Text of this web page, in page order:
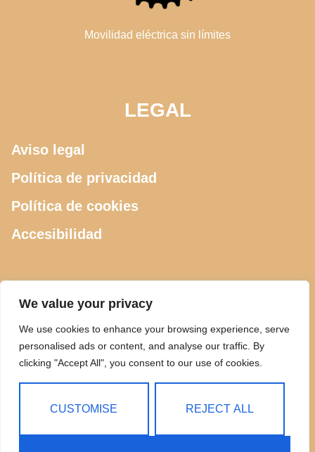
We value your privacy
We use cookies to enhance your browsing experience, serve
personalised ads or content, and analyse our traffic. By
clicking "Accept All", you consent to our use of cookies.
CUSTOMISE REJECT ALL
Movilidad eléctrica sin límites
LEGAL
Aviso legal
Política de privacidad
Política de cookies
Accesibilidad
CONTACTO
615 505 289
ciclosdeusto@gmail.com